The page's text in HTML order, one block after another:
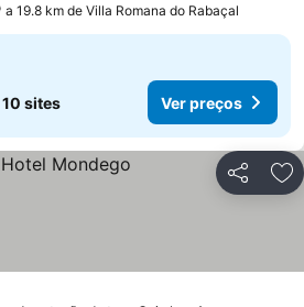
a 19.8 km de Villa Romana do Rabaçal
10 sites Ver preços
Partilhar